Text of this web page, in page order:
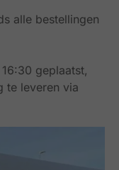
alle bestellingen
geplaatst,
te leveren via